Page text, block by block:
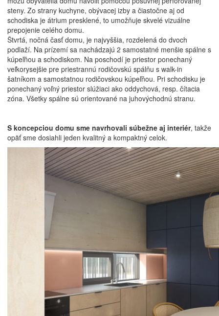
steny. Zo strany kuchyne, obývacej izby a čiastočne aj od
schodiska je átrium presklené, to umožňuje skvelé vizuálne
prepojenie celého domu.
Štvrtá, nočná časť domu, je najvyššia, rozdelená do dvoch
podlaží. Na prízemí sa nachádzajú 2 samostatné menšie spálne s
kúpeľňou a schodiskom. Na poschodí je priestor ponechaný
veľkorysejšie pre priestrannú rodičovskú spálňu s walk-in
šatníkom a samostatnou rodičovskou kúpeľňou. Pri schodisku je
ponechaný voľný priestor slúžiaci ako oddychová, resp. čítacia
zóna. Všetky spálne sú orientované na juhovýchodnú stranu.
S koncepciou domu sme navrhovali súbežne aj interiér, takže
opäť sme dosiahli jeden kvalitný a kompaktný celok.